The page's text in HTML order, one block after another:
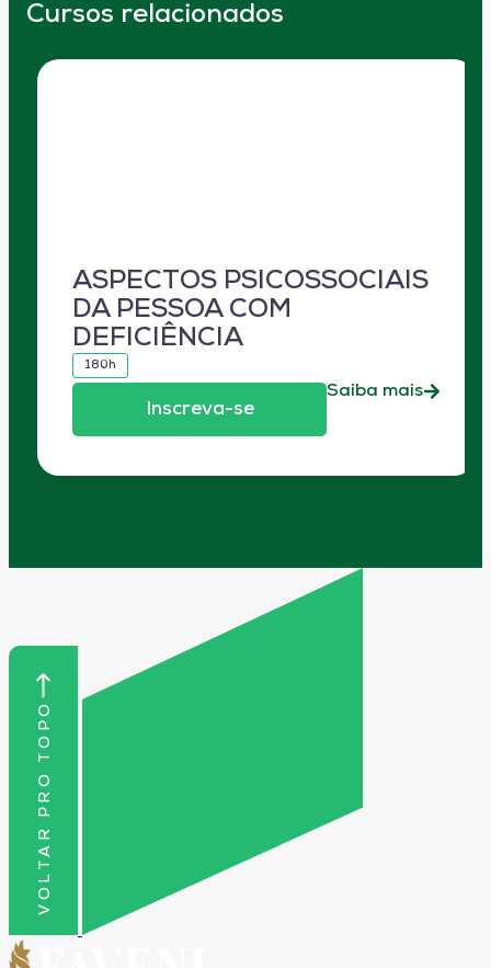
Cursos relacionados
ASPECTOS PSICOSSOCIAIS
DA PESSOA COM
DEFICIÊNCIA
180h
Inscreva-se
Saiba mais
VOLTAR PRO TOPO